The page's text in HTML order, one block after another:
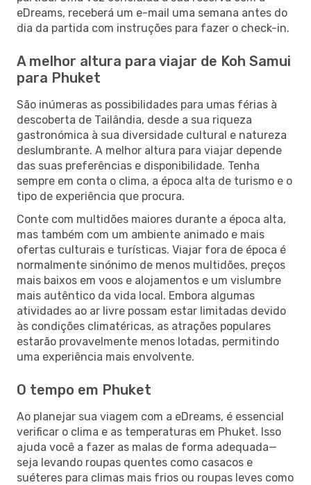
eDreams, receberá um e-mail uma semana antes do
dia da partida com instruções para fazer o check-in.
A melhor altura para viajar de Koh Samui
para Phuket
São inúmeras as possibilidades para umas férias à
descoberta de Tailândia, desde a sua riqueza
gastronómica à sua diversidade cultural e natureza
deslumbrante. A melhor altura para viajar depende
das suas preferências e disponibilidade. Tenha
sempre em conta o clima, a época alta de turismo e o
tipo de experiência que procura.
Conte com multidões maiores durante a época alta,
mas também com um ambiente animado e mais
ofertas culturais e turísticas. Viajar fora de época é
normalmente sinónimo de menos multidões, preços
mais baixos em voos e alojamentos e um vislumbre
mais autêntico da vida local. Embora algumas
atividades ao ar livre possam estar limitadas devido
às condições climatéricas, as atrações populares
estarão provavelmente menos lotadas, permitindo
uma experiência mais envolvente.
O tempo em Phuket
Ao planejar sua viagem com a eDreams, é essencial
verificar o clima e as temperaturas em Phuket. Isso
ajuda você a fazer as malas de forma adequada—
seja levando roupas quentes como casacos e
suéteres para climas mais frios ou roupas leves como